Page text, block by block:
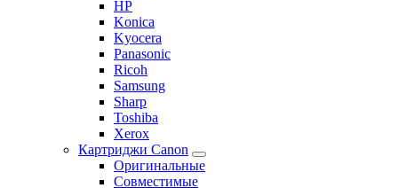
HP
Konica
Kyocera
Panasonic
Ricoh
Samsung
Sharp
Toshiba
Xerox
Картриджи Canon
Оригинальные
Совместимые